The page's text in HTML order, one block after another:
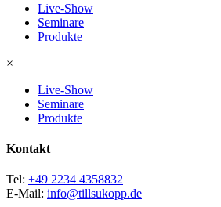
Live-Show
Seminare
Produkte
×
Live-Show
Seminare
Produkte
Kontakt
Tel: +49 2234 4358832
E-Mail: info@tillsukopp.de